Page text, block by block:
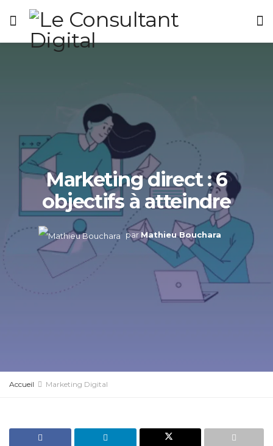
Marketing direct : 6
objectifs à atteindre
parMathieu Bouchara
Accueil Marketing Digital